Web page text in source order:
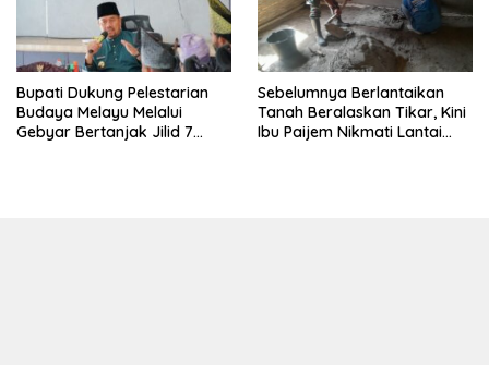
Bupati Dukung Pelestarian
Budaya Melayu Melalui
Gebyar Bertanjak Jilid 7
Sebelumnya Berlantaikan
Tanah Beralaskan Tikar, Kini
Ibu Paijem Nikmati Lantai